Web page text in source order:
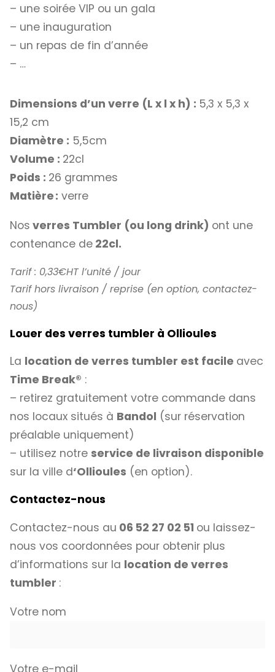
– une soirée VIP ou un gala
– une inauguration
– un repas de fin d’année
– …
Dimensions d’un verre (L x l x h) : 5,3 x 5,3 x
15,2 cm
Diamètre : 5,5cm
Volume : 22cl
Poids : 26 grammes
Matière : verre
Nos verres Tumbler (ou long drink) ont une
contenance de 22cl.
Tarif : 0,33€HT l’unité / jour
Tarif hors livraison / reprise (en option, contactez-
nous)
Louer des verres tumbler à Ollioules
La location de verres tumbler est facile avec
Time Break® :
– retirez gratuitement votre commande dans
nos locaux situés à Bandol (sur réservation
préalable uniquement)
– utilisez notre service de livraison disponible
sur la ville d‘Ollioules (en option).
Contactez-nous
Contactez-nous au 06 52 27 02 51 ou laissez-
nous vos coordonnées pour obtenir plus
d’informations sur la location de verres
tumbler :
Votre nom
Votre e-mail